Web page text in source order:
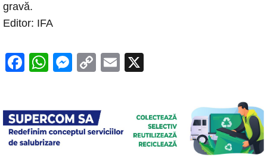
gravă.
Editor: IFA
F
e
b
W
s
A
M
e
n
C
y
Li
E